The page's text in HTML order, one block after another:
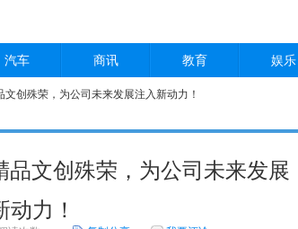
汽车 商讯 教育 娱乐
文创殊荣，为公司未来发展注入新动力！
品文创殊荣，为公司未来发展
动力！